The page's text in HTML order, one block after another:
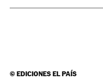
©EDICIONES EL PAÍS